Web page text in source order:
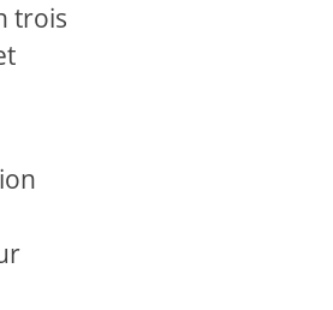
trois